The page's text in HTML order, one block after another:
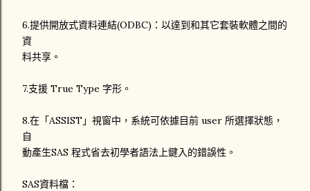
6.提供開放式資料連結(ODBC)：以達到和其它套裝軟體之間的
資
料共享。
7.支援 True Type 字形。
8.在「ASSIST」視窗中，系統可依據目前 user 所選擇狀態，
自
動產生SAS 程式省去初學者語法上鍵入的錯誤性。
SAS資料檔：